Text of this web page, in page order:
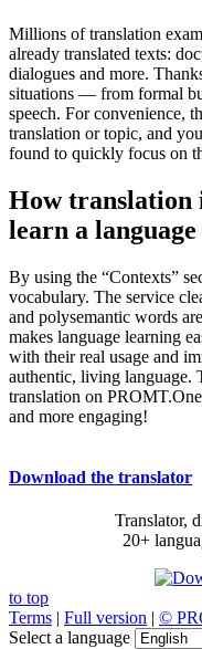
Millions of translation
already translated texts:
dialogues and more.
situations — from formal
speech. For convenience,
translation or topic, and
found to quickly focus on
How translation
learn a language
By using the “Contexts”
vocabulary. The service
and polysemantic words
makes language learning
with their real usage and
authentic, living language.
translation on
and more engaging!
Download the translator
Translator,
20+
to top
Terms | Full version | ©
Select a language